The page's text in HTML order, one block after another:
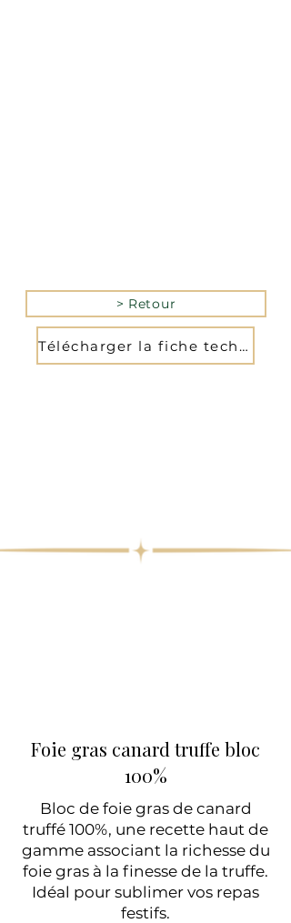
> Retour
Télécharger la fiche technique
Foie gras canard truffe bloc
100%
Bloc de foie gras de canard
truffé 100%, une recette haut de
gamme associant la richesse du
foie gras à la finesse de la truffe.
Idéal pour sublimer vos repas
festifs.